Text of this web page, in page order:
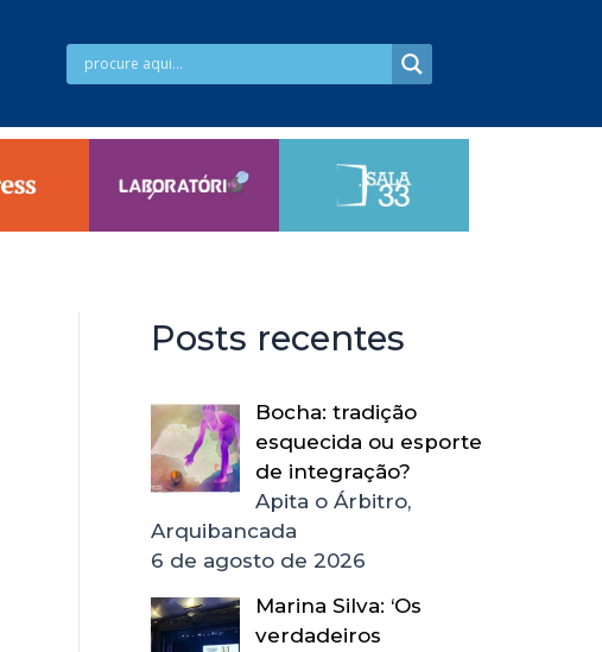
Posts recentes
Bocha: tradição
esquecida ou esporte
de integração?
Apita o Árbitro,
Arquibancada
6 de agosto de 2026
Marina Silva: ‘Os
verdadeiros